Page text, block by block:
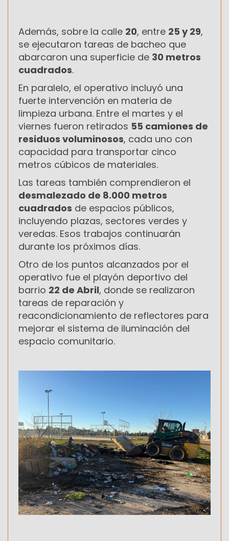
Además, sobre la calle 20, entre 25 y 29,
se ejecutaron tareas de bacheo que
abarcaron una superficie de 30 metros
cuadrados.
En paralelo, el operativo incluyó una
fuerte intervención en materia de
limpieza urbana. Entre el martes y el
viernes fueron retirados 55 camiones de
residuos voluminosos, cada uno con
capacidad para transportar cinco
metros cúbicos de materiales.
Las tareas también comprendieron el
desmalezado de 8.000 metros
cuadrados de espacios públicos,
incluyendo plazas, sectores verdes y
veredas. Esos trabajos continuarán
durante los próximos días.
Otro de los puntos alcanzados por el
operativo fue el playón deportivo del
barrio 22 de Abril, donde se realizaron
tareas de reparación y
reacondicionamiento de reflectores para
mejorar el sistema de iluminación del
espacio comunitario.